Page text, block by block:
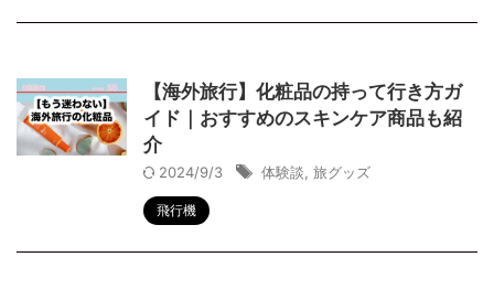
【海外旅行】化粧品の持って行き方ガ
イド｜おすすめのスキンケア商品も紹
介
2024/9/3 体験談 旅グッズ
飛行機